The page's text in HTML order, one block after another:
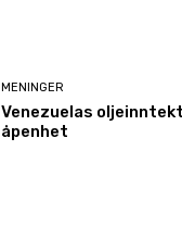
MENINGER
Venezuelas
åpenhet